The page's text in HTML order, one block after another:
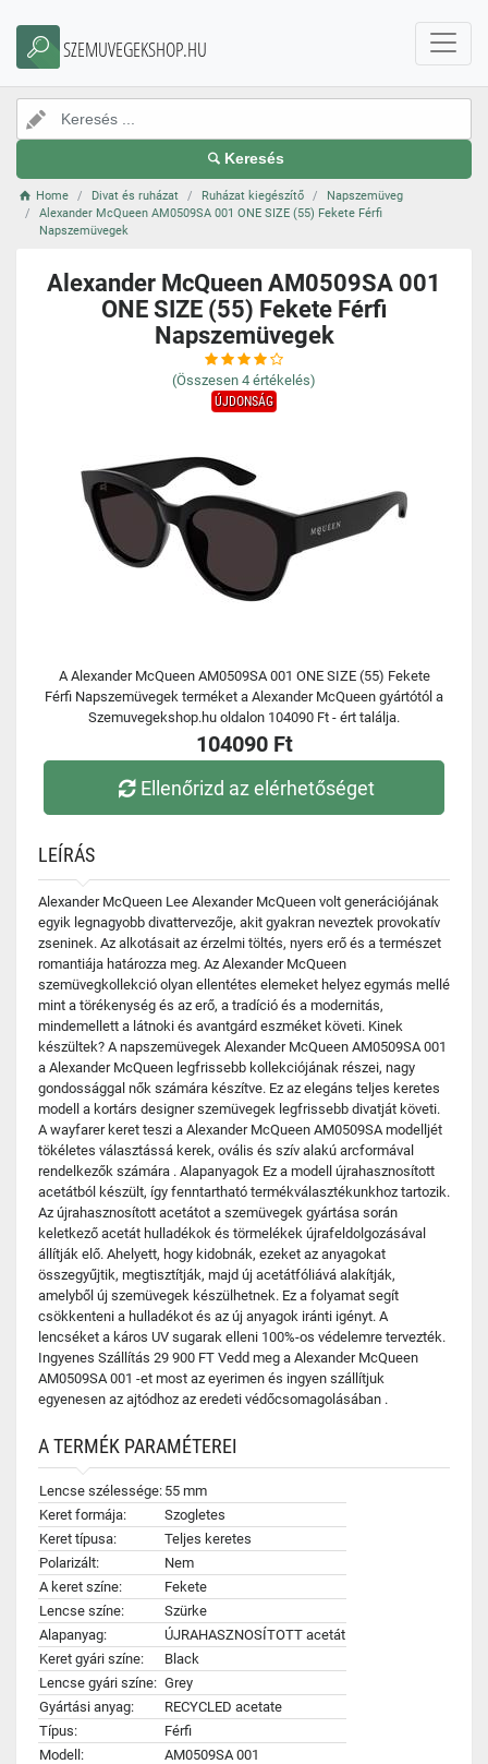
SZEMUVEGEKSHOP.HU
Keresés
Home Divat és ruházat Ruházat kiegészítő
Napszemüveg
Alexander McQueen AM0509SA 001 ONE SIZE (55) Fekete Férfi
Napszemüvegek
Alexander McQueen AM0509SA 001
ONE SIZE (55) Fekete Férfi
Napszemüvegek
(Összesen 4 értékelés)
ÚJDONSÁG
A Alexander McQueen AM0509SA 001 ONE SIZE (55) Fekete
Férfi Napszemüvegek terméket a Alexander McQueen gyártótól a
Szemuvegekshop.hu oldalon 104090 Ft - ért találja.
104090 Ft
Ellenőrizd az elérhetőséget
LEÍRÁS
Alexander McQueen Lee Alexander McQueen volt generációjának
egyik legnagyobb divattervezője, akit gyakran neveztek provokatív
zseninek. Az alkotásait az érzelmi töltés, nyers erő és a természet
romantiája határozza meg. Az Alexander McQueen
szemüvegkollekció olyan ellentétes elemeket helyez egymás mellé
mint a törékenység és az erő, a tradíció és a modernitás,
mindemellett a látnoki és avantgárd eszméket követi. Kinek
készültek? A napszemüvegek Alexander McQueen AM0509SA 001
a Alexander McQueen legfrissebb kollekciójának részei, nagy
gondossággal nők számára készítve. Ez az elegáns teljes keretes
modell a kortárs designer szemüvegek legfrissebb divatját követi.
A wayfarer keret teszi a Alexander McQueen AM0509SA modelljét
tökéletes választássá kerek, ovális és szív alakú arcformával
rendelkezők számára . Alapanyagok Ez a modell újrahasznosított
acetátból készült, így fenntartható termékválasztékunkhoz tartozik.
Az újrahasznosított acetátot a szemüvegek gyártása során
keletkező acetát hulladékok és törmelékek újrafeldolgozásával
állítják elő. Ahelyett, hogy kidobnák, ezeket az anyagokat
összegyűjtik, megtisztítják, majd új acetátfóliává alakítják,
amelyből új szemüvegek készülhetnek. Ez a folyamat segít
csökkenteni a hulladékot és az új anyagok iránti igényt. A
lencséket a káros UV sugarak elleni 100%-os védelemre tervezték.
Ingyenes Szállítás 29 900 FT Vedd meg a Alexander McQueen
AM0509SA 001 -et most az eyerimen és ingyen szállítjuk
egyenesen az ajtódhoz az eredeti védőcsomagolásában .
A TERMÉK PARAMÉTEREI
Lencse szélessége: 55 mm
Keret formája:
Szogletes
Keret típusa:
Teljes keretes
Polarizált:
Nem
A keret színe:
Fekete
Lencse színe:
Szürke
Alapanyag:
ÚJRAHASZNOSÍTOTT acetát
Keret gyári színe:
Black
Lencse gyári színe: Grey
Gyártási anyag:
RECYCLED acetate
Típus:
Férfi
Modell:
AM0509SA 001